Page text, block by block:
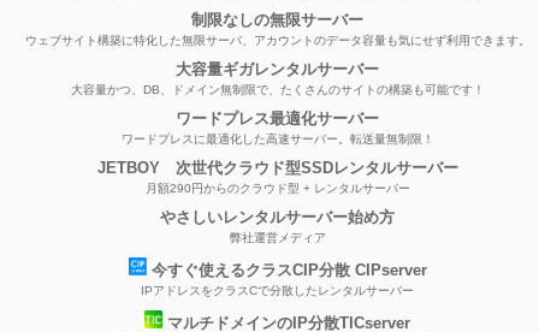
制限なしの無限サーバー
ウェブサイト構築に特化した無限サーバ、アカウントのデータ容量も気にせず利用できます。
大容量ギガレンタルサーバー
大容量かつ、DB、ドメイン無制限で、たくさんのサイトの構築も可能です！
ワードプレス最適化サーバー
ワードプレスに最適化した高速サーバー。転送量無制限！
JETBOY 次世代クラウド型SSDレンタルサーバー
月額290円からのクラウド型 + レンタルサーバー
やさしいレンタルサーバー始め方
弊社運営メディア
今すぐ使えるクラスCIP分散 CIPserver
IPアドレスをクラスCで分散したレンタルサーバー
マルチドメインのIP分散TICserver